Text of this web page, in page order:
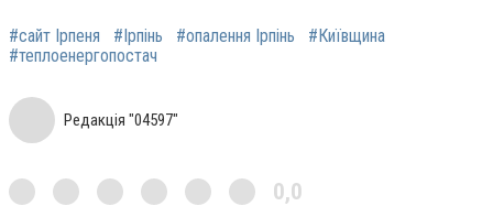
#сайт Ірпеня #Ірпінь #опалення Ірпінь
#Київщина
#теплоенергопостач
Редакція "04597"
0,0